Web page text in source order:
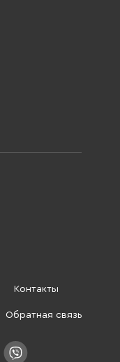
Контакты
Обратная связь